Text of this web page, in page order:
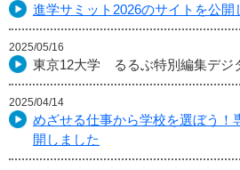
進学サミット2026のサイトを公開
2025/05/16
東京12大学 るるぶ特別編集デジ
2025/04/14
めざせる仕事から学校を選ぼう！
開しました